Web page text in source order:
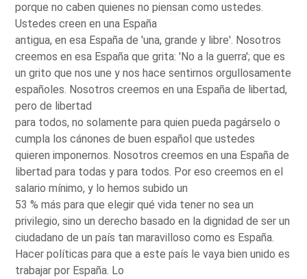
porque no caben quienes no piensan como ustedes.
Ustedes creen en una España
antigua, en esa España de 'una, grande y libre'. Nosotros
creemos en esa España que grita: 'No a la guerra'; que es
un grito que nos une y nos hace sentirnos orgullosamente
españoles. Nosotros creemos en una España de libertad,
pero de libertad
para todos, no solamente para quien pueda pagárselo o
cumpla los cánones de buen español que ustedes
quieren imponernos. Nosotros creemos en una España de
libertad para todas y para todos. Por eso creemos en el
salario mínimo, y lo hemos subido un
53 % más para que elegir qué vida tener no sea un
privilegio, sino un derecho basado en la dignidad de ser un
ciudadano de un país tan maravilloso como es España.
Hacer políticas para que a este país le vaya bien unido es
trabajar por España. Lo